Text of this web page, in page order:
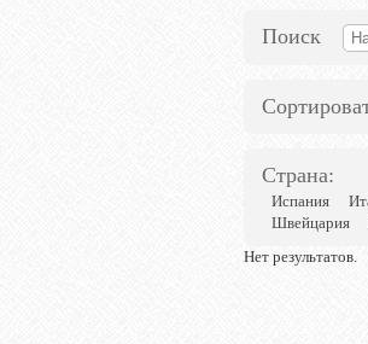
Поиск
Страна:
Испания
Швейцария
Нет результатов.